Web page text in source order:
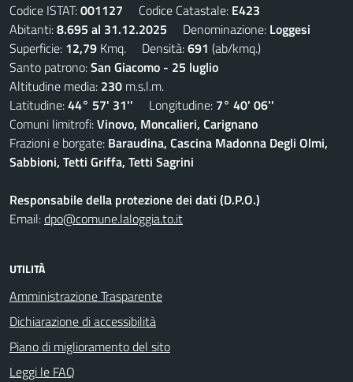
Codice ISTAT:001127 Codice Catastale: E423
Abitanti:8.695 al 31.12.2025 Denominazione: Loggesi
Superficie: 12,79 Kmq. Densità:691 (ab/kmq.)
Santo patrono:San Giacomo - 25 luglio
Altitudine media: 230 m.s.l.m.
Latitudine:44° 57' 31'' Longitudine: 7° 40' 06''
Comuni limitrofi:Vinovo, Moncalieri, Carignano
Frazioni e borgate: Baraudina, Cascina Madonna Degli Olmi,
Sabbioni, Tetti Griffa, Tetti Sagrini
Responsabile della protezione dei dati (D.P.O.)
Email:dpo@comune.laloggia.to.it
UTILITÀ
Amministrazione Trasparente
Dichiarazione di accessibilità
Piano di miglioramento del sito
Leggi le FAQ